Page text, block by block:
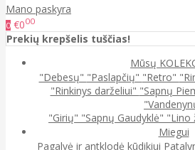
Mano paskyra
0 €000
Prekių krepšelis tuščias!
Mūsų
"Debesų" "Paslapčių" "Retro"
"Rinkinys darželiui" "Sapnų
"Girių" "Sapnų Gaudyklė" "Lino
Miegui
Pagalvė ir antklodė kūdikiui